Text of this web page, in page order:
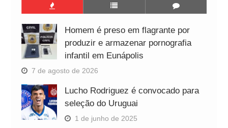
Homem é preso em flagrante por
produzir e armazenar pornografia
infantil em Eunápolis
7 de agosto de 2026
Lucho Rodriguez é convocado para
seleção do Uruguai
1 de junho de 2025